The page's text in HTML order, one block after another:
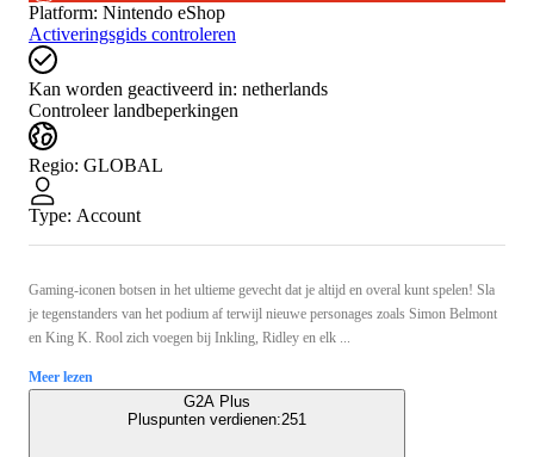
Platform: Nintendo eShop
Activeringsgids controleren
Kan worden geactiveerd in: netherlands
Controleer landbeperkingen
Regio: GLOBAL
Type: Account
Gaming-iconen botsen in het ultieme gevecht dat je altijd en overal kunt spelen! Sla
je tegenstanders van het podium af terwijl nieuwe personages zoals Simon Belmont
en King K. Rool zich voegen bij Inkling, Ridley en elk ...
Meer lezen
G2A Plus
Pluspunten verdienen:251